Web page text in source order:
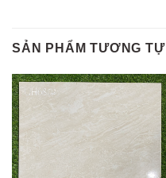
SẢN PHẨM TƯƠNG TỰ